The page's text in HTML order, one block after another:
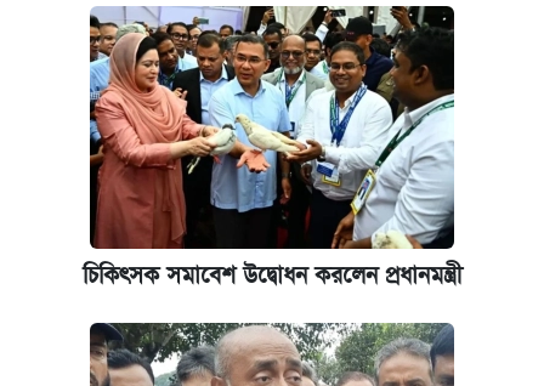
কবে শুরু হচ্ছে ঢাবির ভর্তি আবেদন, জানাল কর্তৃপক্ষ
নবম জাতীয় পে-স্কেল নিয়ে সর্বশেষ যা জানা গেল
আজকের বাজারে স্বর্ণের দাম (৪ আগস্ট)
আজকের বাজারে স্বর্ণ-রুপার দাম (৫ আগস্ট)
কবে হবে মেডিকেল ভর্তি পরীক্ষা, জানা গেল যা
চিকিৎসক সমাবেশ উদ্বোধন করলেন প্রধানমন্ত্রী